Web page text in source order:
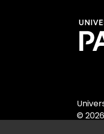
©